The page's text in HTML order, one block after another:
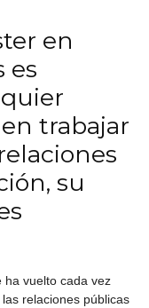
en
es
trabajar
su
ha vuelto cada vez
relaciones públicas